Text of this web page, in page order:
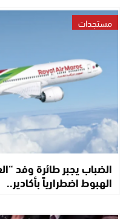
مستجدات
الضباب يجبر طائرة وفد
الهبوط اضطرارياً بأكادير..